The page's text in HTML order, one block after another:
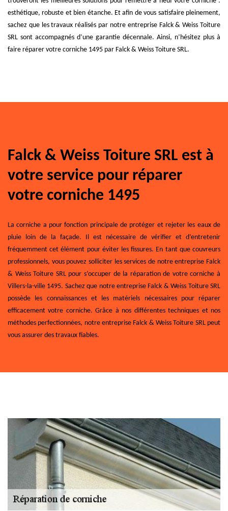
esthétique, robuste et bien étanche. Et afin de vous satisfaire pleinement,
sachez que les travaux réalisés par notre entreprise Falck & Weiss Toiture
SRL sont accompagnés d’une garantie décennale. Ainsi, n’hésitez plus à
faire réparer votre corniche 1495 par Falck & Weiss Toiture SRL.
Falck & Weiss Toiture SRL est à
votre service pour réparer
votre corniche 1495
La corniche a pour fonction principale de protéger et rejeter les eaux de
pluie loin de la façade. Il est nécessaire de vérifier et d’entretenir
fréquemment cet élément pour éviter les fissures. En tant que couvreurs
professionnels, vous pouvez solliciter les services de notre entreprise Falck
& Weiss Toiture SRL pour s’occuper de la réparation de votre corniche à
Villers-la-ville 1495. Sachez que notre entreprise Falck & Weiss Toiture SRL
possède les connaissances et les matériels nécessaires pour réparer
efficacement votre corniche. Grâce à nos différentes techniques et nos
méthodes perfectionnées, notre entreprise Falck & Weiss Toiture SRL peut
vous assurer des travaux fiables.